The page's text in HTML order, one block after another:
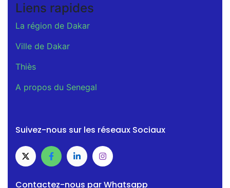
Liens rapides
La région de Dakar
Ville de Dakar
Thiès
A propos du Senegal
Suivez-nous sur les réseaux Sociaux
Contactez-nous par Whatsapp